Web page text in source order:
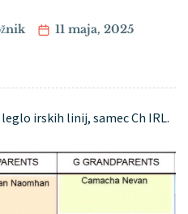
11 maja, 2025
irskih linij, samec Ch IRL.